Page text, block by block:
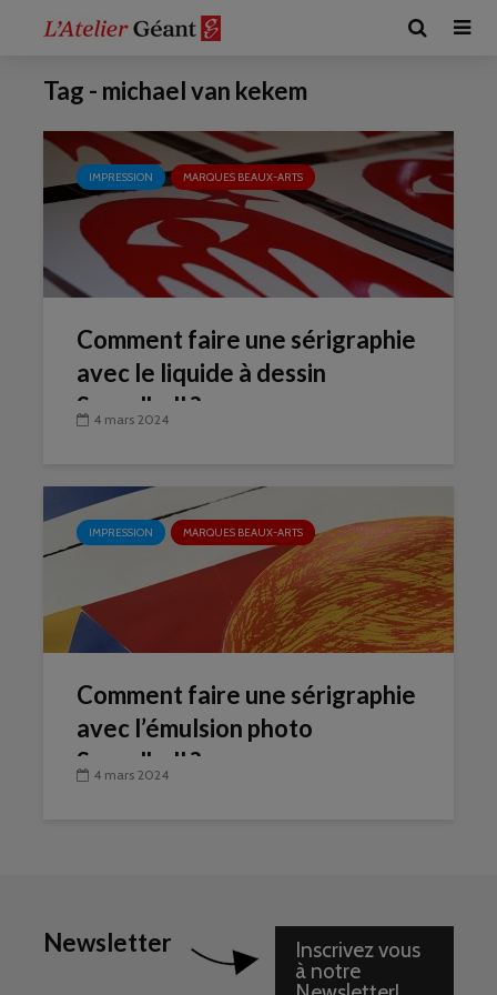
Tag - michael van kekem
IMPRESSION MARQUES BEAUX-ARTS
Comment faire une sérigraphie
avec le liquide à dessin
Speedball ?
4 mars 2024
IMPRESSION MARQUES BEAUX-ARTS
Comment faire une sérigraphie
avec l’émulsion photo
Speedball ?
4 mars 2024
Newsletter
Inscrivez vous
à notre